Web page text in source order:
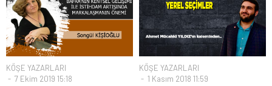
KÖŞE YAZARLARI
7 Ekim 2019 15:18
KÖŞE YAZARLARI
1 Kasım 2018 11:59